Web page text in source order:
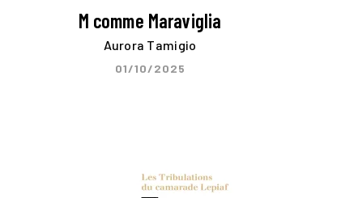
M comme Maraviglia
Aurora Tamigio
01/10/2025